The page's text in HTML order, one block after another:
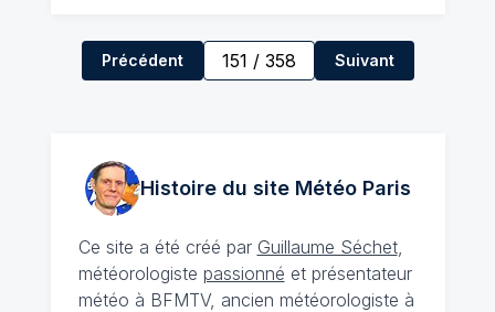
Précédent 151 / 358 Suivant
Histoire du site MétéoParis
Ce site a été créé par Guillaume Séchet,
météorologiste passionné et présentateur
météo à BFMTV, ancien météorologiste à